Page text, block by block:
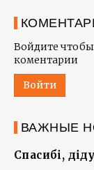
Войдите
коментарии
Войти
ВАЖНЫЕ
Спасибі,